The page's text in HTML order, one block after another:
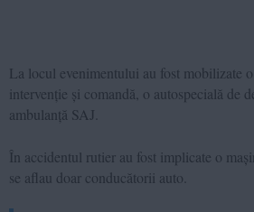
La locul evenimentului au fost mobilizate
intervenție și comandă, o autospecială de
ambulanță SAJ.
În accidentul rutier au fost implicate o
se aflau doar conducătorii auto.